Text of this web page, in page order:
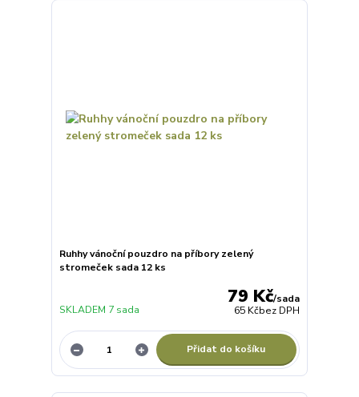
Ruhhy vánoční pouzdro na příbory zelený
stromeček sada 12 ks
79 Kč/sada
65 Kčbez DPH
SKLADEM 7 sada
Přidat do košíku